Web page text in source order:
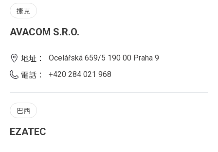
捷克
AVACOM S.R.O.
地址：
Ocelářská 659/5 190 00 Praha 9
電話：
+420 284 021 968
巴西
EZATEC